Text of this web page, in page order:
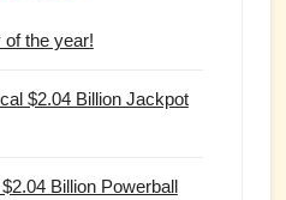
of the year!
$2.04 Billion Jackpot
Billion Powerball